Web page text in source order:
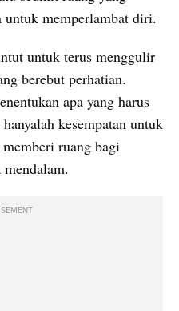
untuk memperlambat diri.
untuk terus menggulir
berebut perhatian.
apa yang harus
kesempatan untuk
ruang bagi